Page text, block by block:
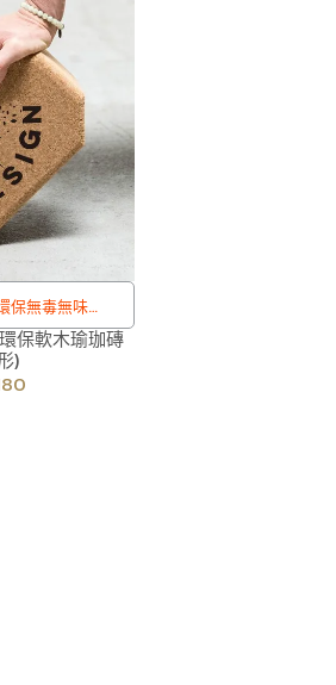
保無毒無味
項 :
台共用庫存，偶
保軟木瑜珈磚
)